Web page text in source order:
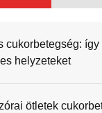
cukorbetegség: így
helyzeteket
ötletek